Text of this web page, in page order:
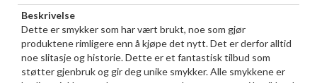
Beskrivelse
Dette er smykker som har vært brukt, noe som gjør
produktene rimligere enn å kjøpe det nytt. Det er derfor alltid
noe slitasje og historie. Dette er et fantastisk tilbud som
støtter gjenbruk og gir deg unike smykker. Alle smykkene er